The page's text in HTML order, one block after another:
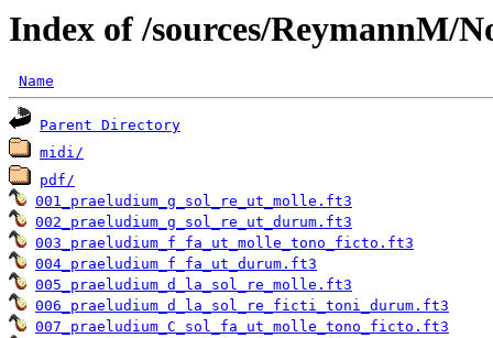
Index of /sources/ReymannM/
Name
Parent Directory
midi/
pdf/
001_praeludium_g_sol_re_ut_molle.ft3
002_praeludium_g_sol_re_ut_durum.ft3
003_praeludium_f_fa_ut_molle_tono_ficto.ft3
004_praeludium_f_fa_ut_durum.ft3
005_praeludium_d_la_sol_re_molle.ft3
006_praeludium_d_la_sol_re_ficti_toni_durum.ft3
007_praeludium_C_sol_fa_ut_molle_tono_ficto.ft3